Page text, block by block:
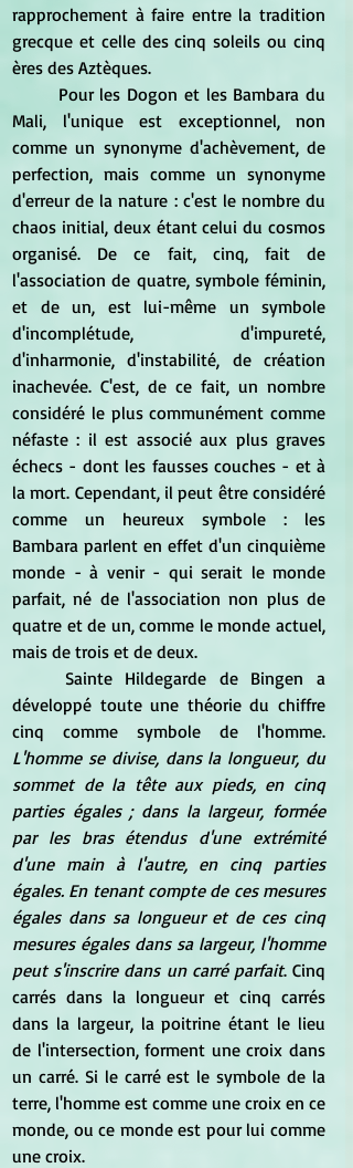
rapprochement à faire entre la tradition
grecque et celle des cinq soleils ou cinq
ères des Aztèques.
Mali, l'unique est exceptionnel, non
comme un synonyme d'achèvement, de
perfection, mais comme un synonyme
d'erreur de la nature : c'est le nombre du
chaos initial, deux étant celui du cosmos
organisé. De ce fait, cinq, fait de
l'association de quatre, symbole féminin,
et de un, est lui-même un symbole
d'incomplétude, d'impureté,
d'inharmonie, d'instabilité, de création
inachevée. C'est, de ce fait, un nombre
considéré le plus communément comme
néfaste : il est associé aux plus graves
échecs - dont les fausses couches - et à
la mort. Cependant, il peut être considéré
comme un heureux symbole : les
Bambara parlent en effet d'un cinquième
monde - à venir - qui serait le monde
parfait, né de l'association non plus de
quatre et de un, comme le monde actuel,
mais de trois et de deux.
développé toute une théorie du chiffre
cinq comme symbole de l'homme.
L'homme se divise, dans la longueur, du
sommet de la tête aux pieds, en cinq
parties égales ; dans la largeur, formée
par les bras étendus d'une extrémité
d'une main à l'autre, en cinq parties
égales. En tenant compte de ces mesures
égales dans sa longueur et de ces cinq
mesures égales dans sa largeur, l'homme
peut s'inscrire dans un carré parfait. Cinq
carrés dans la longueur et cinq carrés
dans la largeur, la poitrine étant le lieu
de l'intersection, forment une croix dans
un carré. Si le carré est le symbole de la
terre, l'homme est comme une croix en ce
monde, ou ce monde est pour lui comme
une croix.